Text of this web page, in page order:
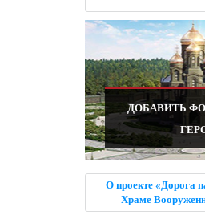
ДОБАВИТЬ
О проекте «Дорога
Храме